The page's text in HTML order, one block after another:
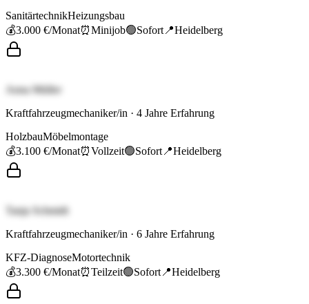
SanitärtechnikHeizungsbau
💰3.000 €/Monat⏰Minijob🟢Sofort 📍Heidelberg
Anna Müller
Kraftfahrzeugmechaniker/in · 4 Jahre Erfahrung
HolzbauMöbelmontage
💰3.100 €/Monat⏰Vollzeit🟢Sofort 📍Heidelberg
Tanja Schmidt
Kraftfahrzeugmechaniker/in · 6 Jahre Erfahrung
KFZ-DiagnoseMotortechnik
💰3.300 €/Monat⏰Teilzeit🟢Sofort 📍Heidelberg